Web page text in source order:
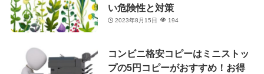
い危険性と対策
2023年8月15日 194
コンビニ格安コピーはミニストッ
プの5円コピーがおすすめ！お得